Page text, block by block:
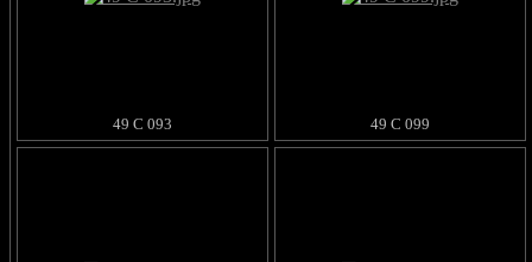
49 C 093 49 C 099